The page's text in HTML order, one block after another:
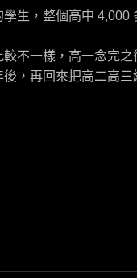
學生，整個高中 4,000
不一樣，高一念完之
，再回來把高二高